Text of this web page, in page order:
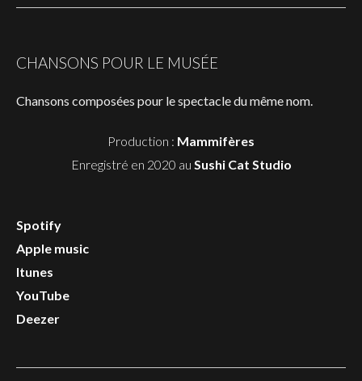
Production : Mammifères
Enregistré en 2020 au Sushi Cat Studio
Spotify
Apple music
Itunes
YouTube
Deezer
CHANSONS POUR LE MUSÉE
Chansons composées pour le spectacle du même nom.